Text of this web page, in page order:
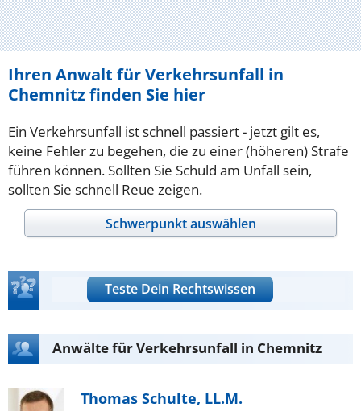
Ihren Anwalt für Verkehrsunfall in
Chemnitz finden Sie hier
Ein Verkehrsunfall ist schnell passiert - jetzt gilt es,
keine Fehler zu begehen, die zu einer (höheren) Strafe
führen können. Sollten Sie Schuld am Unfall sein,
sollten Sie schnell Reue zeigen.
Schwerpunkt auswählen
Teste Dein Rechtswissen
Anwälte für Verkehrsunfall in Chemnitz
Thomas Schulte, LL.M.